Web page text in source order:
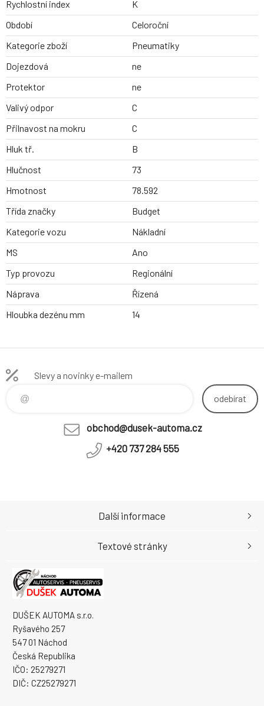
Rychlostní index
K
Období
Celoroční
Kategorie zboží
Pneumatiky
Dojezdová
ne
Protektor
ne
Valivý odpor
C
Přilnavost na mokru
C
Hluk tř.
B
Hlučnost
73
Hmotnost
78.592
Třída značky
Budget
Kategorie vozu
Nákladní
MS
Ano
Typ provozu
Regionální
Náprava
Řízená
Hloubka dezénu mm
14
Slevy a novinky e-mailem
odebírat
obchod@dusek-automa.cz
+420 737 284 555
DUŠEK AUTOMA s.r.o.
Ryšavého 257
547 01 Náchod
Česká Republika
IČO: 25279271
DIČ: CZ25279271
Další informace
Textové stránky